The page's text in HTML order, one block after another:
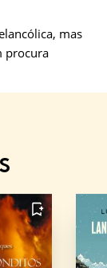
mas
procura
FAVORITO